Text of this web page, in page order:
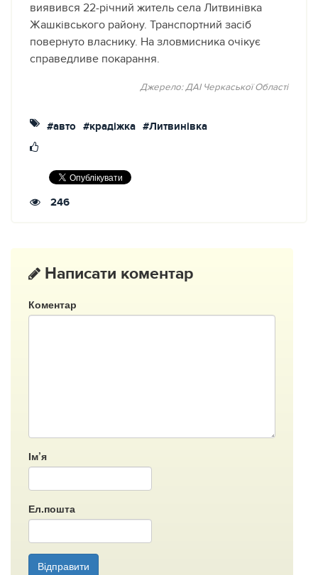
виявився 22-річний житель села Литвинівка
Жашківського району. Транспортний засіб
повернуто власнику. На зловмисника очікує
справедливе покарання.
Джерело: ДАI Черкаської Областi
#авто #крадіжка #Литвинівка
246
Написати коментар
Коментар
Ім’я
Ел.пошта
Відправити